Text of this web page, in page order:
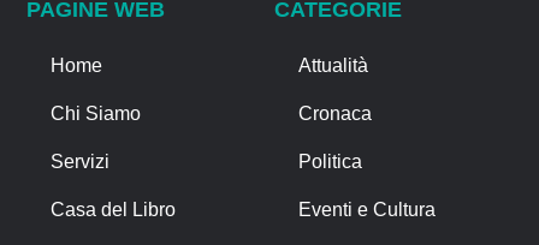
PAGINE WEB
Home
Chi Siamo
Servizi
Casa del Libro
CATEGORIE
Attualità
Cronaca
Politica
Eventi e Cultura